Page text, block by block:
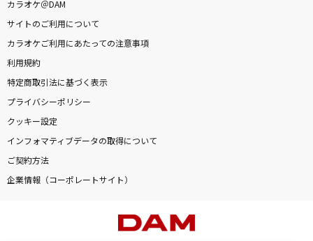
カラオケ＠DAM
サイトのご利用について
カラオケご利用にあたっての注意事項
利用規約
特定商取引法に基づく表示
プライバシーポリシー
クッキー設定
インフォマティブデータの取得について
ご契約方法
企業情報（コーポレートサイト）